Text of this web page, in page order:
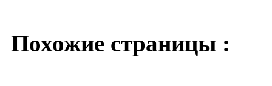
Похожие страницы :